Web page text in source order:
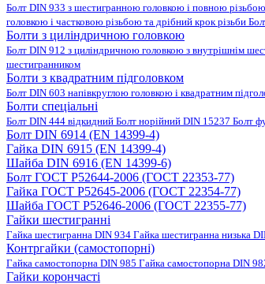
Болт DIN 933 з шестигранною головкою і повною різьбою
головкою і частковою різьбою та дрібний крок різьби
Болти з циліндричною головкою
Болт DIN 912 з циліндричною головкою з внутрішнім
шестигранником
Болти з квадратним підголовком
Болт DIN 603 напівкруглою головкою і квадратним
Болти спеціальні
Болт DIN 444 відкидний Болт норійний DIN 15237 Болт
Болт DIN 6914 (EN 14399-4)
Гайка DIN 6915 (EN 14399-4)
Шайба DIN 6916 (EN 14399-6)
Болт ГОСТ Р52644-2006 (ГОСТ 22353-77)
Гайка ГОСТ Р52645-2006 (ГОСТ 22354-77)
Шайба ГОСТ Р52646-2006 (ГОСТ 22355-77)
Гайки шестигранні
Гайка шестигранна DIN 934 Гайка шестигранна низька
Контргайки (самостопорні)
Гайка самостопорна DIN 985 Гайка самостопорна DIN
Гайки корончасті